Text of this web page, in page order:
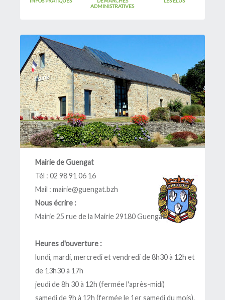
ADMINISTRATIVES
Mairie de Guengat
Tél : 02 98 91 06 16
Mail : mairie@guengat.bzh
Nous écrire :
Mairie 25 rue de la Mairie 29180 Guengat
Heures d'ouverture :
lundi, mardi, mercredi et vendredi de 8h30 à 12h et
de 13h30 à 17h
jeudi de 8h 30 à 12h (fermée l'après-midi)
samedi de 9h à 12h (fermée le 1er samedi du mois).